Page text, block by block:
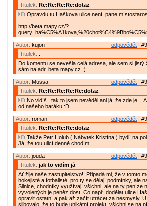
Titulek: Re:Re:Re:Re:dotaz
Opravdu tu Haškova ulice není, pane
http://beta.mapy.cz/?
odpovědět |
Autor: kujon
Titulek: .
Do komentu se nevešla celá adresa, ale sem si jistý
sám na adr. beta.mapy.cz ;)
odpovědět |
Autor: Mussa
Titulek: Re:Re:Re:Re:Re:dotaz
No vidíš...tak to jsem nevěděl ani já, že zde
od našeho baráku :D
odpovědět |
Autor: roman
Titulek: Re:Re:Re:Re:dotaz
Takže Petr Holub ( Nábytek Kristína ) bydlí na
Já, že tou ulicí denně chodím.
odpovědět |
Autor: jouda
Titulek: jak to vidím já
Ať žije naše zastupitelstvo!! Připadá mi, že v tomto
hokejisté a fotbalisté, pro ty se dělají podmínky, ale
Silnice, chodníky využívají všichni, ale na ty peníze
vyvolených je peněz dost. Co např. dodělat ulice
opravit ostatní a pak až začít utrácet za nesmysly.
slibovalo, že to bude unikátní projekt, všichni se na